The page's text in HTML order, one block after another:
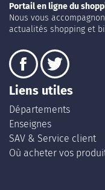
Portail en ligne du
Nous vous
actualités shopping et
Liens utiles
Départements
Enseignes
SAV & Service client
Où acheter vos